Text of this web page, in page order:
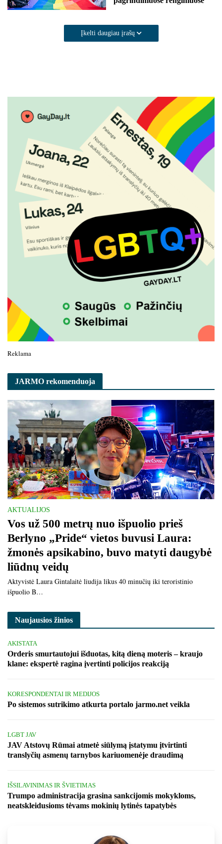
Įkelti daugiau įrašų
Reklama
JARMO rekomenduoja
AKTUALIJOS
Vos už 500 metrų nuo išpuolio prieš
Berlyno „Pride“ vietos buvusi Laura:
žmonės apsikabino, buvo matyti daugybė
liūdnų veidų
Aktyvistė Laura Gintalaitė liudija likus 40 minučių iki teroristinio
išpuolio B…
Naujausios žinios
AKISTATA
Orderis smurtautojui išduotas, kitą dieną moteris – kraujo
klane: ekspertė ragina įvertinti policijos reakciją
KORESPONDENTAI IR MEDIJOS
Po sistemos sutrikimo atkurta portalo jarmo.net veikla
LGBT JAV
JAV Atstovų Rūmai atmetė siūlymą įstatymu įtvirtinti
translyčių asmenų tarnybos kariuomenėje draudimą
IŠSILAVINIMAS IR ŠVIETIMAS
Trumpo administracija grasina sankcijomis mokykloms,
neatskleidusioms tėvams mokinių lytinės tapatybės